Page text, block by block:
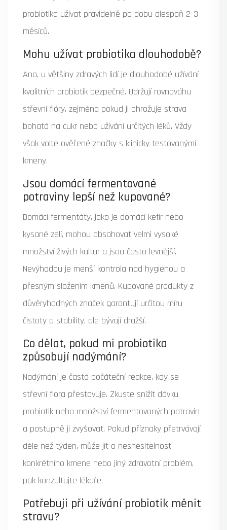
probiotika užívat pravidelně po dobu alespoň 2-3
měsíců.
Mohu užívat probiotika dlouhodobě?
Ano, u většiny zdravých lidí je dlouhodobé užívání
kvalitních probiotik bezpečné. Udržují rovnováhu
střevní flóry, zejména pokud ji ohrožuje strava
bohatá na cukr nebo užívání určitých léků. Vždy
však volte ověřené značky s klinicky testovanými
kmeny.
Jsou domácí fermentované
potraviny lepší než kupované?
Domácí fermentáty, jako je domácí kefír nebo
kysané zelí, mohou obsahovat velmi vysoké
množství živých kultur a jsou často levnější.
Nevýhodou je menší kontrola nad hygienou a
přesným složením kmenů. Kupované produkty z
důvěryhodných značek garantují určitou míru
čistoty a stability, ale bývají dražší.
Co dělat, pokud mi probiotika
způsobují nadýmání?
Nadýmání je častá počáteční reakce, kdy se
střevní flora přestavuje. Zkuste snížit dávku
probiotik nebo množství fermentovaných potravin
a postupně ji zvyšovat. Pokud příznaky přetrvávají
déle než týden, může jít o nesnesitelnost
konkrétního kmene nebo jiný zdravotní problém,
pak konzultujte lékaře.
Potřebuji při užívání probiotik měnit
stravu?